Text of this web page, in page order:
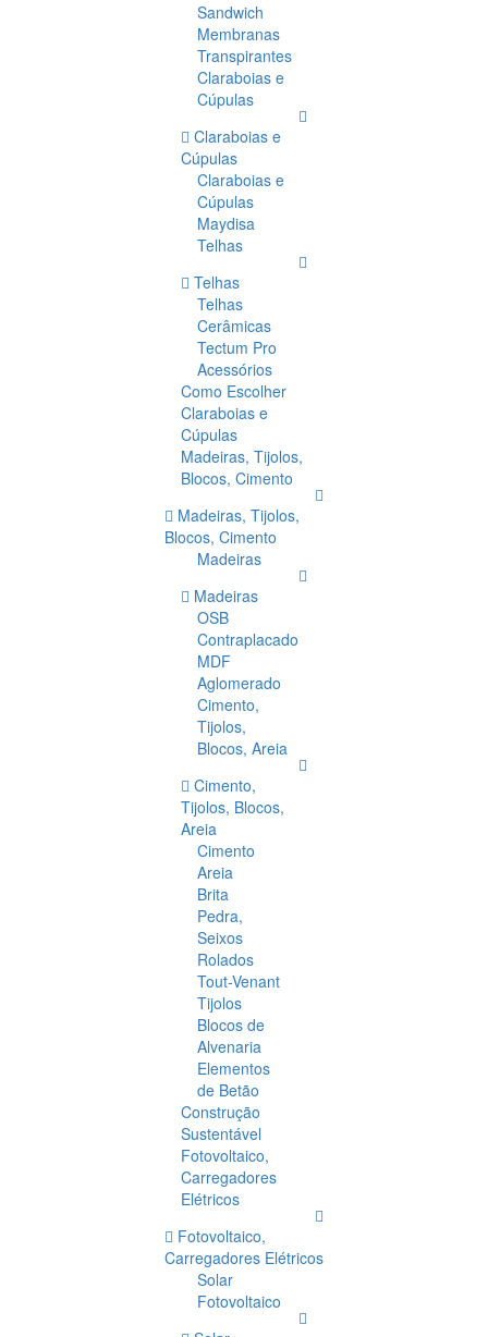
Sandwich
Membranas
Transpirantes
Claraboias e
Cúpulas
Claraboias e
Cúpulas
Claraboias e
Cúpulas
Maydisa
Telhas
Telhas
Telhas
Cerâmicas
Tectum Pro
Acessórios
Como Escolher
Claraboias e
Cúpulas
Madeiras, Tijolos,
Blocos, Cimento
Madeiras, Tijolos,
Blocos, Cimento
Madeiras
Madeiras
OSB
Contraplacado
MDF
Aglomerado
Cimento,
Tijolos,
Blocos, Areia
Cimento,
Tijolos, Blocos,
Areia
Cimento
Areia
Brita
Pedra,
Seixos
Rolados
Tout-Venant
Tijolos
Blocos de
Alvenaria
Elementos
de Betão
Construção
Sustentável
Fotovoltaico,
Carregadores
Elétricos
Fotovoltaico,
Carregadores Elétricos
Solar
Fotovoltaico